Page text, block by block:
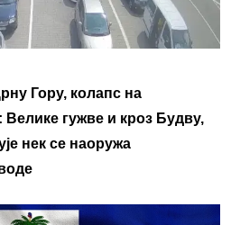
Гору, колапс на
гужве и кроз Будву,
нек се наоружа